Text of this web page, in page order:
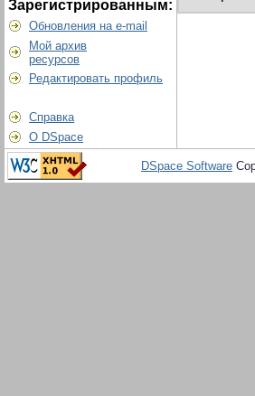
Зарегистрированным:
Обновления на e-mail
Мой архив
ресурсов
Редактировать профиль
Справка
О DSpace
DSpace Software